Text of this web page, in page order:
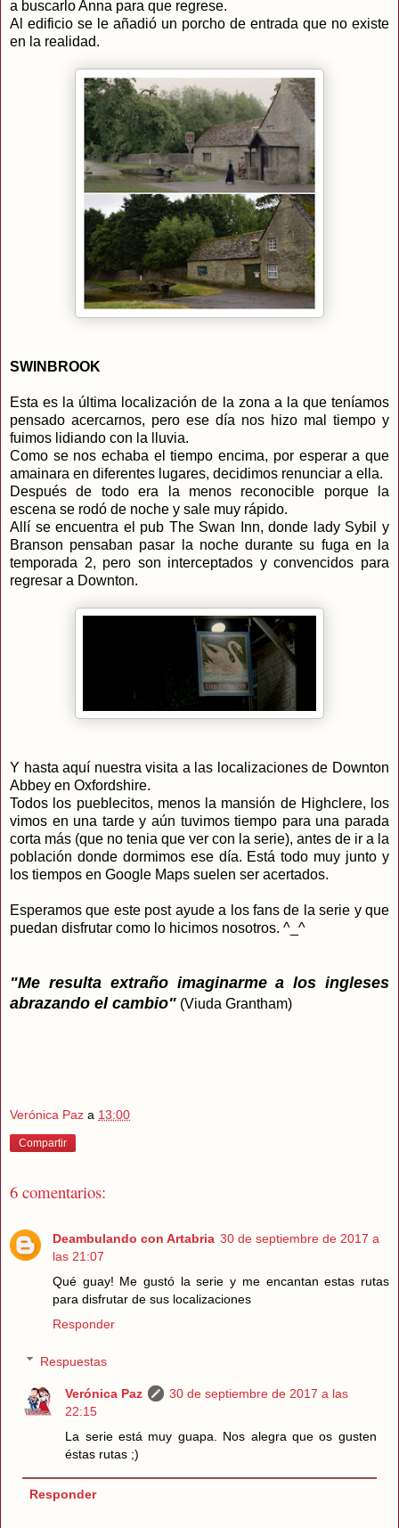
a buscarlo Anna para que regrese.
Al edificio se le añadió un porcho de entrada que no existe
en la realidad.
SWINBROOK
Esta es la última localización de la zona a la que teníamos
pensado acercarnos, pero ese día nos hizo mal tiempo y
fuimos lidiando con la lluvia.
Como se nos echaba el tiempo encima, por esperar a que
amainara en diferentes lugares, decidimos renunciar a ella.
Después de todo era la menos reconocible porque la
escena se rodó de noche y sale muy rápido.
Allí se encuentra el pub The Swan Inn, donde lady Sybil y
Branson pensaban pasar la noche durante su fuga en la
temporada 2, pero son interceptados y convencidos para
regresar a Downton.
Y hasta aquí nuestra visita a las localizaciones de Downton
Abbey en Oxfordshire.
Todos los pueblecitos, menos la mansión de Highclere, los
vimos en una tarde y aún tuvimos tiempo para una parada
corta más (que no tenia que ver con la serie), antes de ir a la
población donde dormimos ese día. Está todo muy junto y
los tiempos en Google Maps suelen ser acertados.
Esperamos que este post ayude a los fans de la serie y que
puedan disfrutar como lo hicimos nosotros. ^_^
"Me resulta extraño imaginarme a los ingleses
abrazando el cambio" (Viuda Grantham)
Verónica Paz a 13:00
Compartir
6 comentarios:
Deambulando con Artabria 30 de septiembre de 2017 a
las 21:07
Qué guay! Me gustó la serie y me encantan estas rutas
para disfrutar de sus localizaciones
Responder
Respuestas
Verónica Paz
30 de septiembre de 2017 a las
22:15
La serie está muy guapa. Nos alegra que os gusten
éstas rutas ;)
Responder